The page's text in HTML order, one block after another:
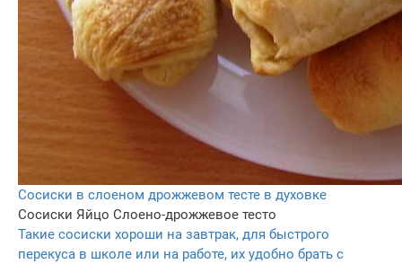
Сосиски в слоеном дрожжевом тесте в духовке
Сосиски Яйцо Слоено-дрожжевое тесто
Такие сосиски хороши на завтрак, для быстрого
перекуса в школе или на работе, их удобно брать с